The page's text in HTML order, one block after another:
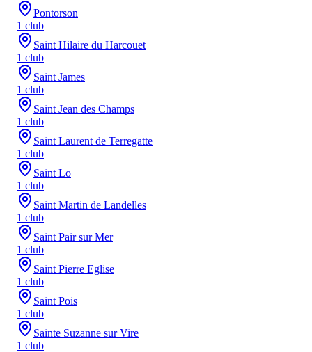
Pontorson
1 club
Saint Hilaire du Harcouet
1 club
Saint James
1 club
Saint Jean des Champs
1 club
Saint Laurent de Terregatte
1 club
Saint Lo
1 club
Saint Martin de Landelles
1 club
Saint Pair sur Mer
1 club
Saint Pierre Eglise
1 club
Saint Pois
1 club
Sainte Suzanne sur Vire
1 club